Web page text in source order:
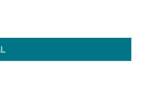
Facebook
sur Twitter
sur Instagram